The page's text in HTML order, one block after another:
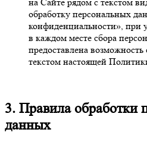
обработку персональных
конфиденциальности», при
в каждом месте сбора
предоставлена
текстом настоящей
3. Правила обработки
данных